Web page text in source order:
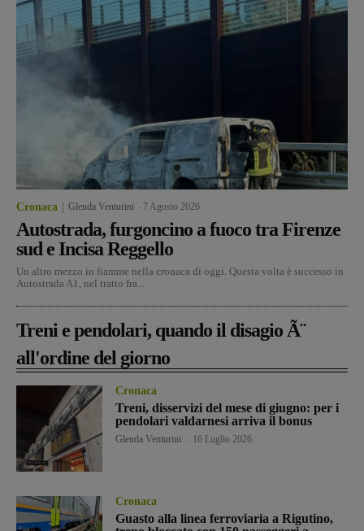
Cronaca Glenda Venturini 7 Agosto 2026
Autostrada, furgoncino a fuoco tra Firenze
sud e Incisa Reggello
Un altro mezzo in fiamme nella cronaca di oggi. Questa volta è successo in
Autostrada A1, nel tratto fra...
Treni e pendolari, quando il disagio Ã¨
all'ordine del giorno
Cronaca
Treni, disservizi del mese di giugno: per i
pendolari valdarnesi arriva il bonus
Glenda Venturini 16 Luglio 2026
Cronaca
Guasto alla linea ferroviaria a Rigutino,